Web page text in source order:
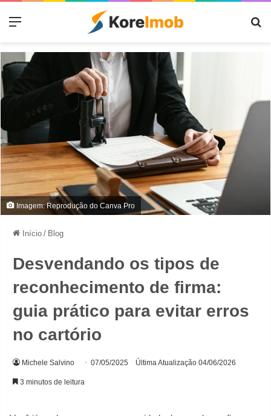
Menu
Imagem: Reprodução do Canva Pro
Início / Blog
Desvendando os tipos de
reconhecimento de firma:
guia prático para evitar erros
no cartório
Michele Salvino 07/05/2025 Última Atualização 04/06/2026
3 minutos de leitura